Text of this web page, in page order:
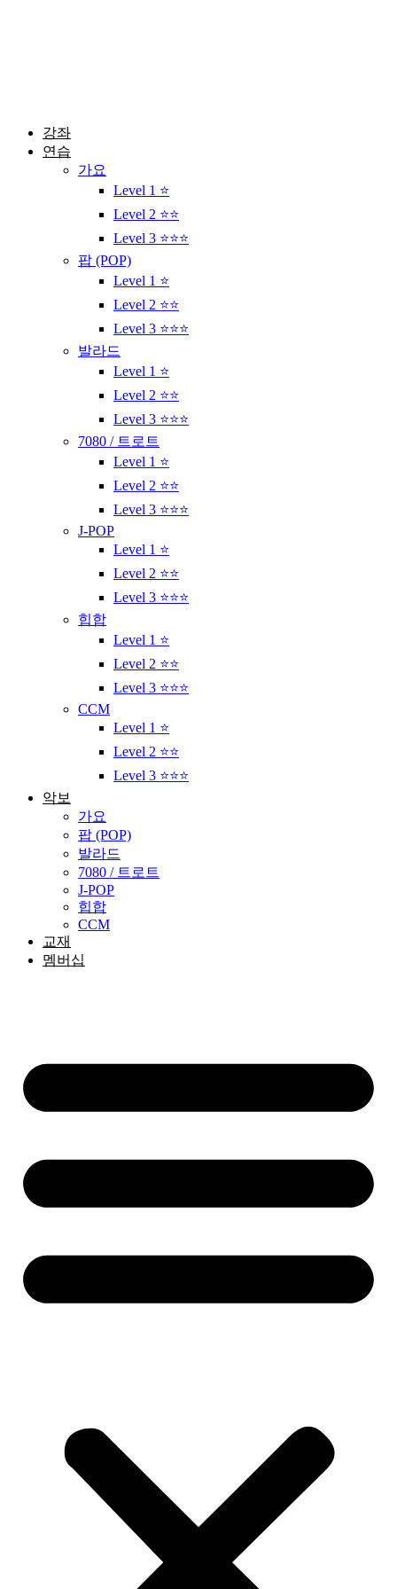
강좌
연습
가요
Level 1 ⭐
Level 2 ⭐⭐
Level 3 ⭐⭐⭐
팝 (POP)
Level 1 ⭐
Level 2 ⭐⭐
Level 3 ⭐⭐⭐
발라드
Level 1 ⭐
Level 2 ⭐⭐
Level 3 ⭐⭐⭐
7080 / 트로트
Level 1 ⭐
Level 2 ⭐⭐
Level 3 ⭐⭐⭐
J-POP
Level 1 ⭐
Level 2 ⭐⭐
Level 3 ⭐⭐⭐
힙합
Level 1 ⭐
Level 2 ⭐⭐
Level 3 ⭐⭐⭐
CCM
Level 1 ⭐
Level 2 ⭐⭐
Level 3 ⭐⭐⭐
악보
가요
팝 (POP)
발라드
7080 / 트로트
J-POP
힙합
CCM
교재
멤버십